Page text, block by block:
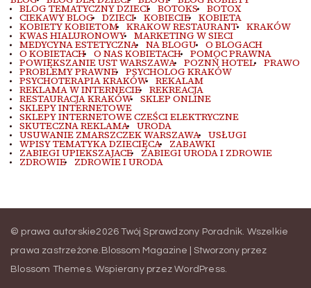
BLOG TEMATYCZNY DZIECI BOTOKS BOTOX
CIEKAWY BLOG DZIECI KOBIECIE KOBIETA
KOBIETY KOBIETOM KRAKOW RESTAURANT KRAKÓW
KWAS HIALURONOWY MARKETING W SIECI
MEDYCYNA ESTETYCZNA NA BLOGU O BLOGACH
O KOBIETACH O NAS KOBIETACH POMOC PRAWNA
POWIĘKSZANIE UST WARSZAWA POZNŃ HOTEL PRAWO
PROBLEMY PRAWNE PSYCHOLOG KRAKÓW
PSYCHOTERAPIA KRAKÓW REKALAM
REKLAMA W INTERNECIE REKREACJA
RESTAURACJA KRAKÓW SKLEP ONLINE
SKLEPY INTERNETOWE
SKLEPY INTERNETOWE CZEŚCI ELEKTRYCZNE
SKUTECZNA REKLAMA URODA
USUWANIE ZMARSZCZEK WARSZAWA USŁUGI
WPISY TEMATYKA DZIECIĘCA ZABAWKI
ZABIEGI UPIEKSZAJACE ZABIEGI URODA I ZDROWIE
ZDROWIE ZDROWIE I URODA
© prawa autorskie2026Twój Sprawdzony Poradnik. Wszelkie
prawa zastrzeżone. Blossom Magazine | Stworzony przez
Blossom Themes. Wspierany przezWordPress.